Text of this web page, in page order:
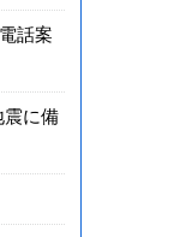
話案
震に備